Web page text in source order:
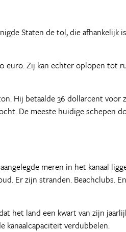
Staten de tol, die afhankelijk is
euro. Zij kan echter oplopen tot
Hij betaalde 36 dollarcent voor
De meeste huidige schepen
meren in het kanaal
Er zijn stranden. Beachclubs. En
het land een kwart van zijn
kanaalcapaciteit verdubbelen.